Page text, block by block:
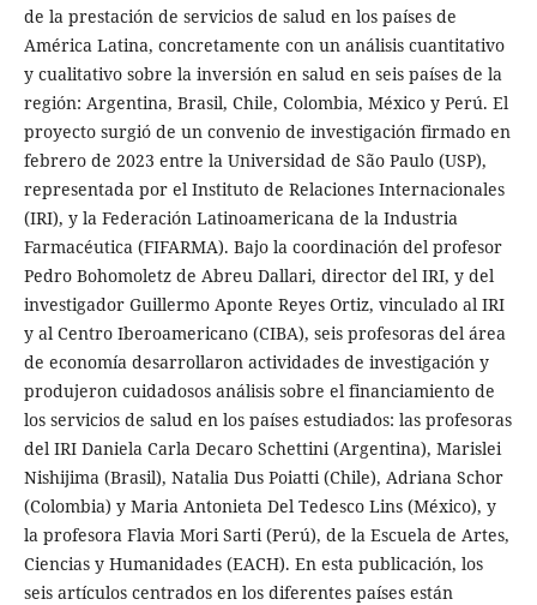
de la prestación de servicios de salud en los países de
América Latina, concretamente con un análisis cuantitativo
y cualitativo sobre la inversión en salud en seis países de la
región: Argentina, Brasil, Chile, Colombia, México y Perú. El
proyecto surgió de un convenio de investigación firmado en
febrero de 2023 entre la Universidad de São Paulo (USP),
representada por el Instituto de Relaciones Internacionales
(IRI), y la Federación Latinoamericana de la Industria
Farmacéutica (FIFARMA). Bajo la coordinación del profesor
Pedro Bohomoletz de Abreu Dallari, director del IRI, y del
investigador Guillermo Aponte Reyes Ortiz, vinculado al IRI
y al Centro Iberoamericano (CIBA), seis profesoras del área
de economía desarrollaron actividades de investigación y
produjeron cuidadosos análisis sobre el financiamiento de
los servicios de salud en los países estudiados: las profesoras
del IRI Daniela Carla Decaro Schettini (Argentina), Marislei
Nishijima (Brasil), Natalia Dus Poiatti (Chile), Adriana Schor
(Colombia) y Maria Antonieta Del Tedesco Lins (México), y
la profesora Flavia Mori Sarti (Perú), de la Escuela de Artes,
Ciencias y Humanidades (EACH). En esta publicación, los
seis artículos centrados en los diferentes países están